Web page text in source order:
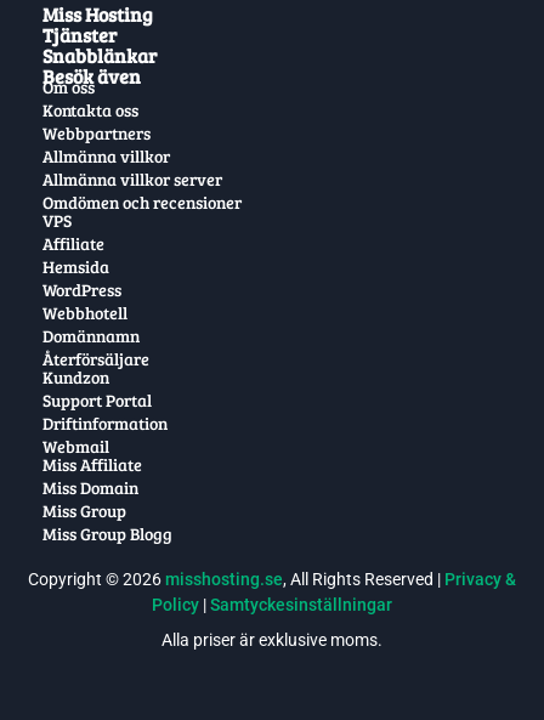
Miss Hosting
Tjänster
Snabblänkar
Besök även
Om oss
Kontakta oss
Webbpartners
Allmänna villkor
Allmänna villkor server
Omdömen och recensioner
VPS
Affiliate
Hemsida
WordPress
Webbhotell
Domännamn
Återförsäljare
Kundzon
Support Portal
Driftinformation
Webmail
Miss Affiliate
Miss Domain
Miss Group
Miss Group Blogg
Copyright © 2026misshosting.se, All Rights Reserved | Privacy &
Policy |Samtyckesinställningar
Alla priser är exklusive moms.